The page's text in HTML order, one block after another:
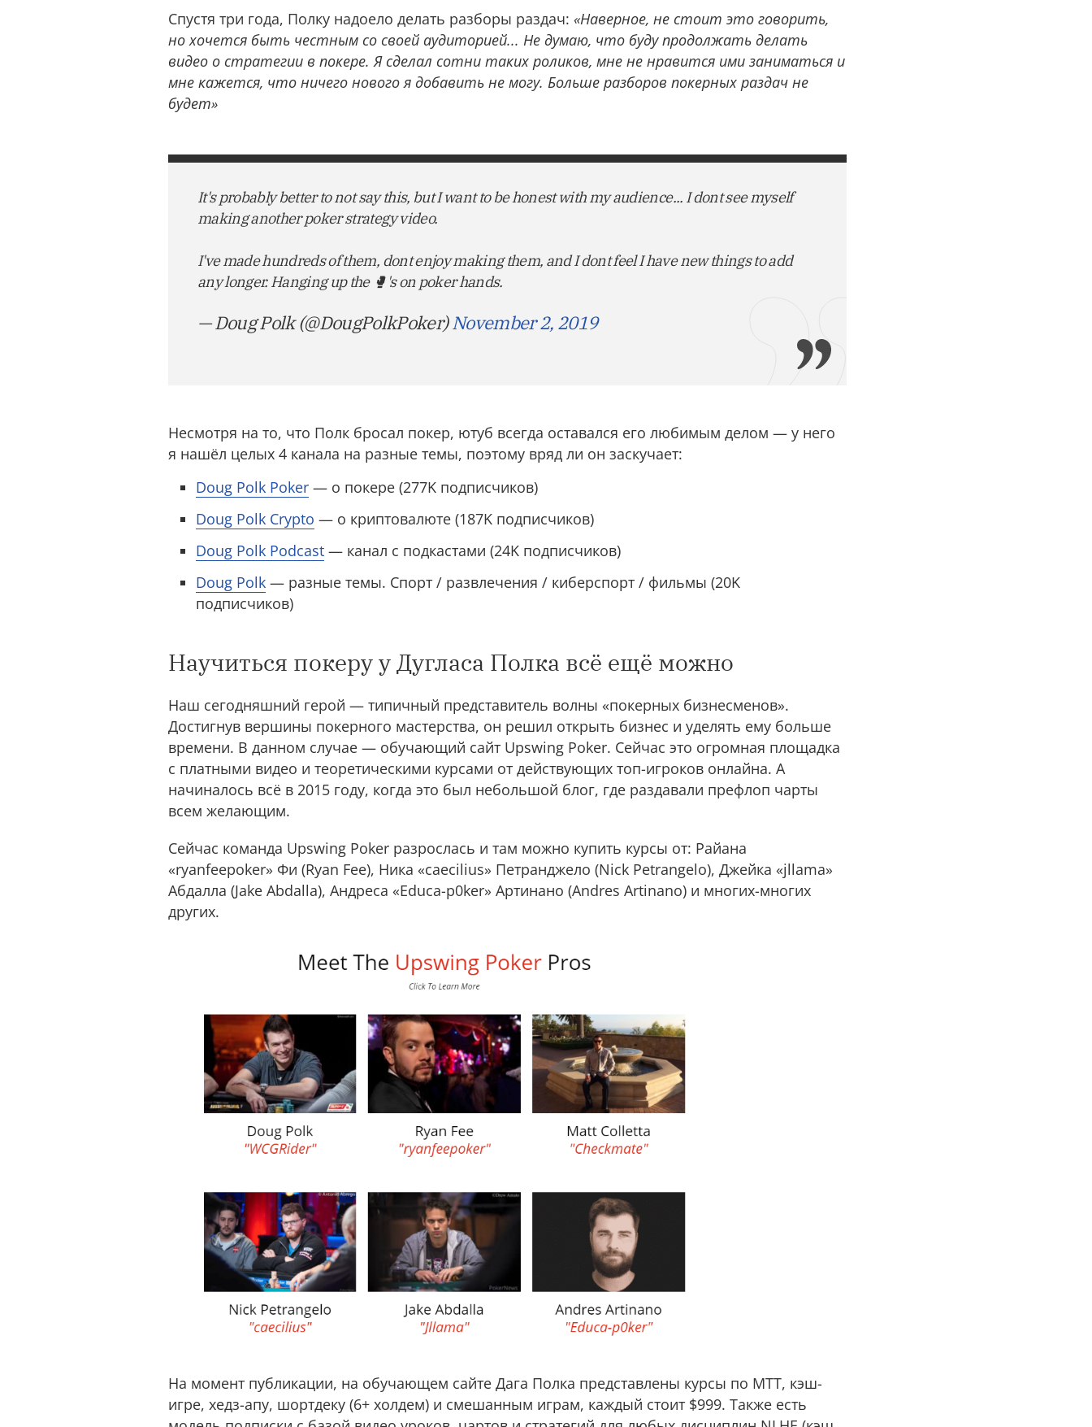
Спустя три года, Полку надоело делать разборы раздач: «Наверное, не стоит это говорить,
но хочется быть честным со своей аудиторией... Не думаю, что буду продолжать делать
видео о стратегии в покере. Я сделал сотни таких роликов, мне не нравится ими заниматься и
мне кажется, что ничего нового я добавить не могу. Больше разборов покерных раздач не
будет»
It's probably better to not say this, but I want to be honest with my audience... I dont see myself
making another poker strategy video.
I've made hundreds of them, dont enjoy making them, and I dont feel I have new things to add
any longer. Hanging up the 🥊's on poker hands.
— Doug Polk (@DougPolkPoker) November 2, 2019
Несмотря на то, что Полк бросал покер, ютуб всегда оставался его любимым делом — у него
я нашёл целых 4 канала на разные темы, поэтому вряд ли он заскучает:
Doug Polk Poker — о покере (277K подписчиков)
Doug Polk Crypto — о криптовалюте (187K подписчиков)
Doug Polk Podcast — канал с подкастами (24K подписчиков)
Doug Polk — разные темы. Спорт / развлечения / киберспорт / фильмы (20K
подписчиков)
Научиться покеру у Дугласа Полка всё ещё можно
Наш сегодняшний герой — типичный представитель волны «покерных бизнесменов».
Достигнув вершины покерного мастерства, он решил открыть бизнес и уделять ему больше
времени. В данном случае — обучающий сайт Upswing Poker. Сейчас это огромная площадка
с платными видео и теоретическими курсами от действующих топ-игроков онлайна. А
начиналось всё в 2015 году, когда это был небольшой блог, где раздавали префлоп чарты
всем желающим.
Сейчас команда Upswing Poker разрослась и там можно купить курсы от: Райана
«ryanfeepoker» Фи (Ryan Fee), Ника «caecilius» Петранджело (Nick Petrangelo), Джейка «jllama»
Абдалла (Jake Abdalla), Андреса «Educa-p0ker» Артинано (Andres Artinano) и многих-многих
других.
На момент публикации, на обучающем сайте Дага Полка представлены курсы по МТТ, кэш-
игре, хедз-апу, шортдеку (6+ холдем) и смешанным играм, каждый стоит $999. Также есть